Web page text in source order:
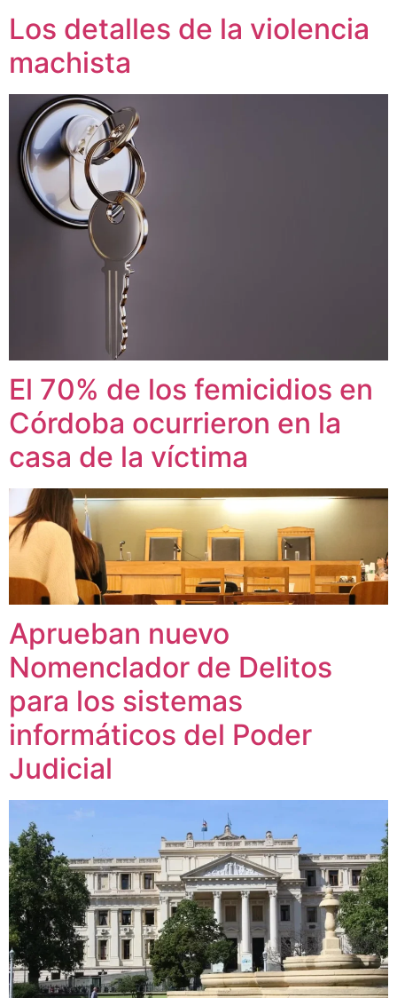
Los detalles de la violencia
machista
El 70% de los femicidios en
Córdoba ocurrieron en la
casa de la víctima
Aprueban nuevo
Nomenclador de Delitos
para los sistemas
informáticos del Poder
Judicial